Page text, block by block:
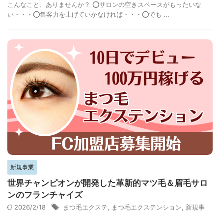
こんなこと、ありませんか？ ⭕️サロンの空きスペースがもったいな
い・・・⭕️集客力を上げていかなければ・・・⭕️でも ...
新規事業
世界チャンピオンが開発した革新的マツ毛＆眉毛サロ
ンのフランチャイズ
2026/2/18 まつ毛エクステ, まつ毛エクステンション, 新規事